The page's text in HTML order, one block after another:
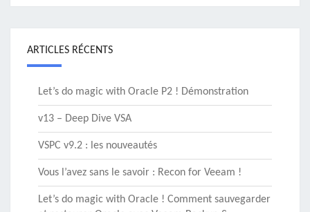
ARTICLES RÉCENTS
Let’s do magic with Oracle P2 ! Démonstration
v13 – Deep Dive VSA
VSPC v9.2 : les nouveautés
Vous l’avez sans le savoir : Recon for Veeam !
Let’s do magic with Oracle ! Comment sauvegarder